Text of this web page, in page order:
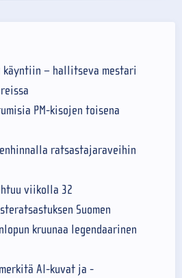
käyntiin – hallitseva mestari
PM-kisojen toisena
ratsastajaraveihin
viikolla 32
Suomen
kruunaa legendaarinen
AI-kuvat ja -